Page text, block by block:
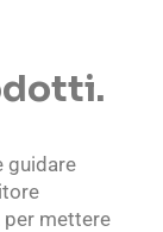
guidare
per mettere